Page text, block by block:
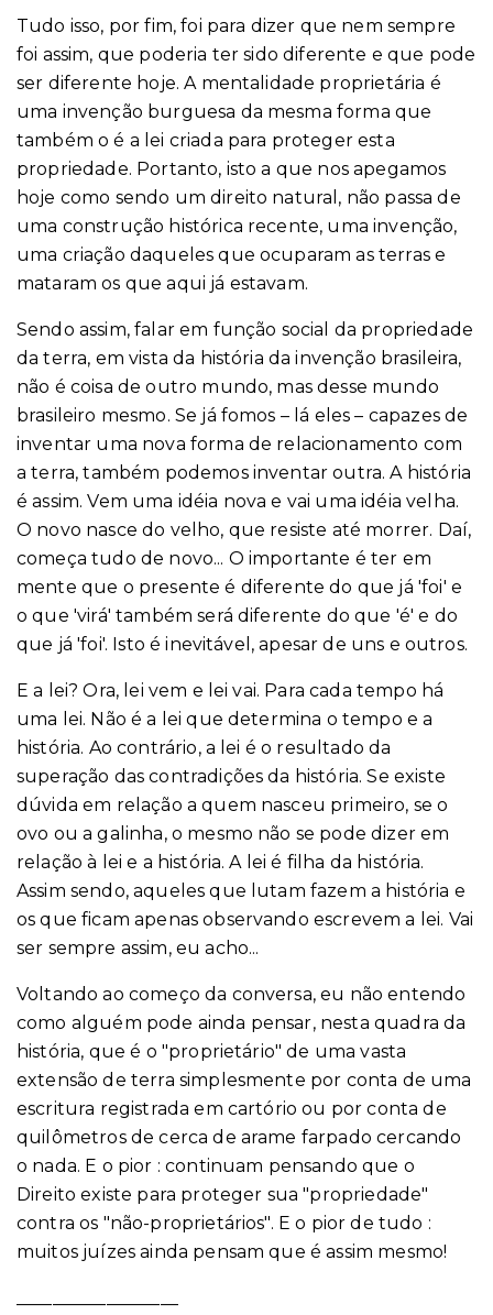
Tudo isso, por fim, foi para dizer que nem sempre
foi assim, que poderia ter sido diferente e que pode
ser diferente hoje. A mentalidade proprietária é
uma invenção burguesa da mesma forma que
também o é a lei criada para proteger esta
propriedade. Portanto, isto a que nos apegamos
hoje como sendo um direito natural, não passa de
uma construção histórica recente, uma invenção,
uma criação daqueles que ocuparam as terras e
mataram os que aqui já estavam.
Sendo assim, falar em função social da propriedade
da terra, em vista da história da invenção brasileira,
não é coisa de outro mundo, mas desse mundo
brasileiro mesmo. Se já fomos – lá eles – capazes de
inventar uma nova forma de relacionamento com
a terra, também podemos inventar outra. A história
é assim. Vem uma idéia nova e vai uma idéia velha.
O novo nasce do velho, que resiste até morrer. Daí,
começa tudo de novo... O importante é ter em
mente que o presente é diferente do que já 'foi' e
o que 'virá' também será diferente do que 'é' e do
que já 'foi'. Isto é inevitável, apesar de uns e outros.
E a lei? Ora, lei vem e lei vai. Para cada tempo há
uma lei. Não é a lei que determina o tempo e a
história. Ao contrário, a lei é o resultado da
superação das contradições da história. Se existe
dúvida em relação a quem nasceu primeiro, se o
ovo ou a galinha, o mesmo não se pode dizer em
relação à lei e a história. A lei é filha da história.
Assim sendo, aqueles que lutam fazem a história e
os que ficam apenas observando escrevem a lei. Vai
ser sempre assim, eu acho...
Voltando ao começo da conversa, eu não entendo
como alguém pode ainda pensar, nesta quadra da
história, que é o "proprietário" de uma vasta
extensão de terra simplesmente por conta de uma
escritura registrada em cartório ou por conta de
quilômetros de cerca de arame farpado cercando
o nada. E o pior : continuam pensando que o
Direito existe para proteger sua "propriedade"
contra os "não-proprietários". E o pior de tudo :
muitos juízes ainda pensam que é assim mesmo!